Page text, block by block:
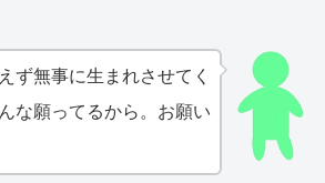
ず無事に生まれさせてく
な願ってるから。お願い